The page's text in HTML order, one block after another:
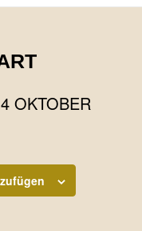
4 OKTOBER